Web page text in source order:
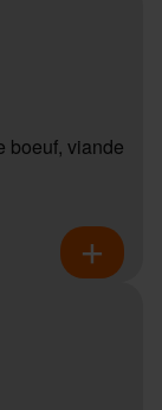
boeuf, viande